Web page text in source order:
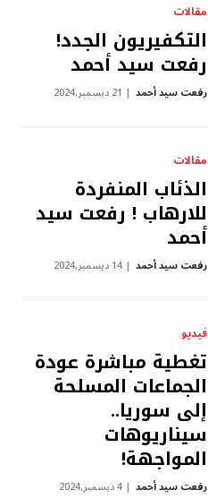
مقالات
التكفيريون الجدد!
رفعت سيد أحمد
رفعت سيد أحمد 21 ديسمبر,2024
مقالات
الذئاب المنفردة
للارهاب ! رفعت سيد
أحمد
رفعت سيد أحمد 14 ديسمبر,2024
فيديو
تغطية مباشرة عودة
الجماعات المسلحة
إلى سوريا..
سيناريوهات
المواجهة!
رفعت سيد أحمد 4 ديسمبر,2024